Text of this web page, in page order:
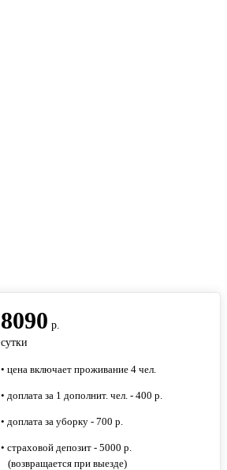
8090 р.
сутки
• цена включает проживание 4 чел.
• доплата за 1 дополнит. чел. - 400 р.
• доплата за уборку - 700 р.
• страховой депозит - 5000 р.
(возвращается при выезде)